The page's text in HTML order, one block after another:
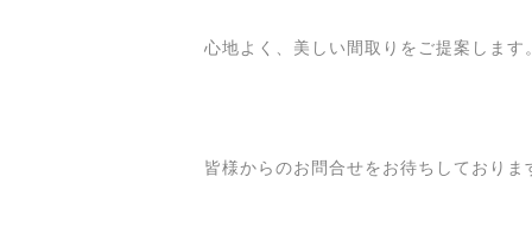
心地よく、美しい間取りをご提案します。
皆様からのお問合せをお待ちしておりま